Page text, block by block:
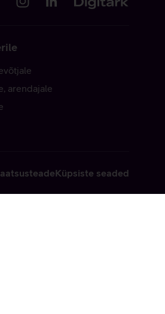
arendajale
Küpsiste seaded